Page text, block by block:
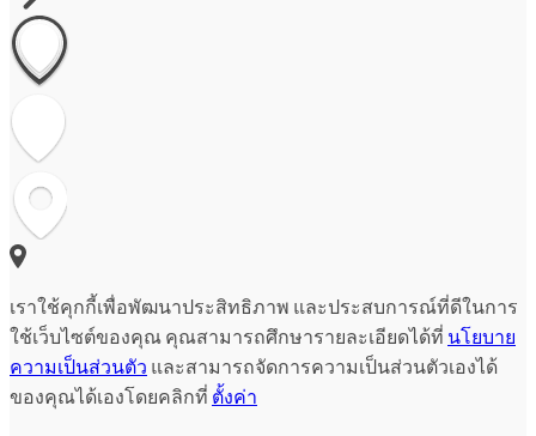
เราใช้คุกกี้เพื่อพัฒนาประสิทธิภาพ และประสบการณ์ที่ดีในการ
ใช้เว็บไซต์ของคุณ คุณสามารถศึกษารายละเอียดได้ที่ นโยบาย
ความเป็นส่วนตัว และสามารถจัดการความเป็นส่วนตัวเองได้
ของคุณได้เองโดยคลิกที่ ตั้งค่า